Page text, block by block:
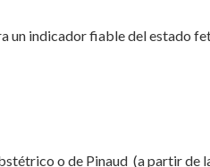
un indicador fiable del estado
o de Pinaud (a partir de